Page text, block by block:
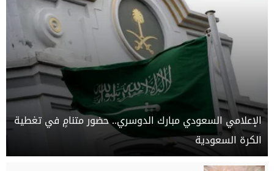
الإعلامي السعودي مبارك الدوسري.. حضور متنامٍ في تغطية
الكرة السعودية